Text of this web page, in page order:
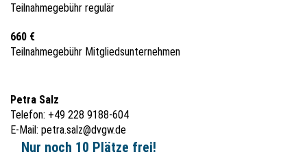
Teilnahmegebühr regulär
660 €
Teilnahmegebühr Mitgliedsunternehmen
Petra Salz
Telefon: +49 228 9188-604
E-Mail: petra.salz@dvgw.de
Nur noch 10 Plätze frei!